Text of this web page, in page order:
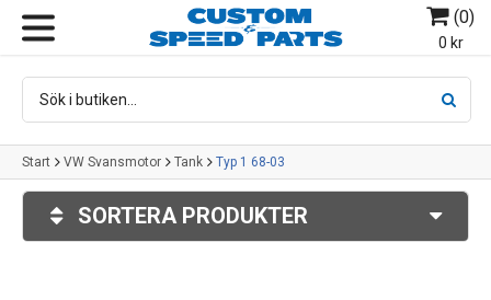
(0)
0 kr
Start VW Svansmotor Tank Typ 1 68-03
SORTERA PRODUKTER